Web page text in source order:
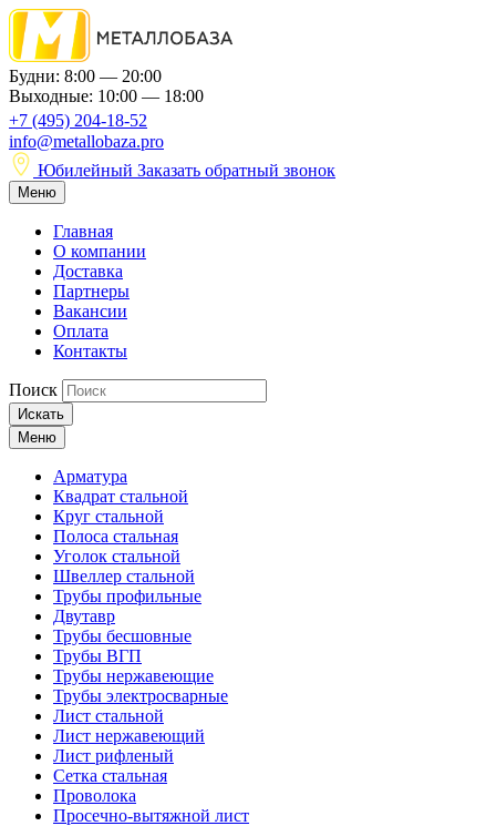
Будни: 8:00 — 20:00
Выходные: 10:00 — 18:00
+7 (495) 204-18-52
info@metallobaza.pro
Юбилейный Заказать обратный звонок
Меню
Главная
О компании
Доставка
Партнеры
Вакансии
Оплата
Контакты
Поиск
Искать
Меню
Арматура
Квадрат стальной
Круг стальной
Полоса стальная
Уголок стальной
Швеллер стальной
Трубы профильные
Двутавр
Трубы бесшовные
Трубы ВГП
Трубы нержавеющие
Трубы электросварные
Лист стальной
Лист нержавеющий
Лист рифленый
Сетка стальная
Проволока
Просечно-вытяжной лист